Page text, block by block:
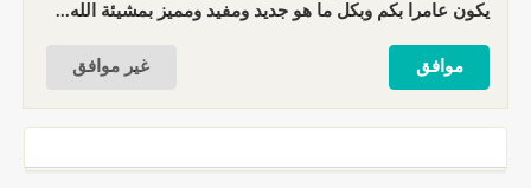
يكون عامرا بكم وبكل ما هو جديد ومفيد ومميز بمشيئة الله...